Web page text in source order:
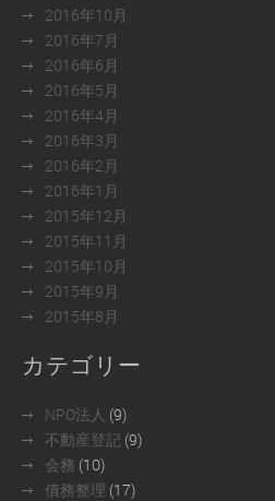
2016年10月
2016年7月
2016年6月
2016年5月
2016年4月
2016年3月
2016年2月
2016年1月
2015年12月
2015年11月
2015年10月
2015年9月
2015年8月
カテゴリー
NPO法人 (9)
不動産登記 (9)
会務 (10)
債務整理 (17)